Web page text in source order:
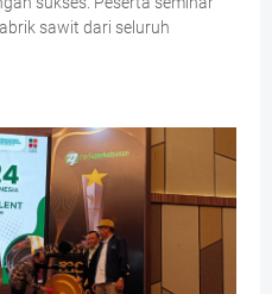
sawit dari seluruh